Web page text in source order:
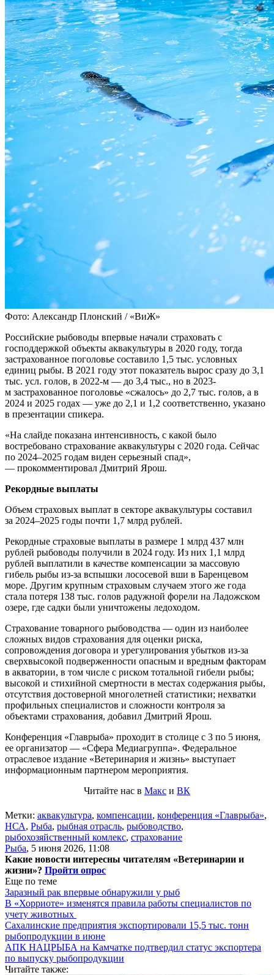
Фото: Александр Плонский / «ВиЖ»
Российские рыбоводы впервые начали страховать с
господдержкой объекты аквакультуры в 2020 году, тогда
застрахованное поголовье составило 1,5 тыс. условных
единиц рыбы. В 2021 году этот показатель вырос сразу до 3,1
тыс. усл. голов, в 2022-м — до 3,4 тыс., но в 2023-
м застрахованное поголовье «сжалось» до 2,7 тыс. голов, а в
2024 и 2025 годах — уже до 2,1 и 1,2 соответственно, указано
в презентации спикера.
«На слайде показана интенсивность, с какой было
востребовано страхование аквакультуры с 2020 года. Сейчас
по 2024–2025 годам виден серьезный спад»,
— прокомментировал Дмитрий Ярош.
Рекордные выплаты
Объем страховых выплат в секторе аквакультуры составил
за 2024–2025 годы почти 1,7 млрд рублей.
Рекордные страховые выплаты в размере 1 млрд 437 млн
рублей рыбоводы получили в 2024 году. Из них 1,1 млрд
рублей выплатили в качестве компенсации за массовую
гибель рыбы из-за вспышки лососевой вши в Баренцевом
море. Другим крупным страховым случаем этого же года
стала потеря 138 тыс. голов радужной форели на Ладожском
озере, где садки были уничтожены ледоходом.
Страхование товарного рыбоводства — один из наиболее
сложных видов страхования для оценки риска,
сопровождения договора и урегулирования убытков из-за
сверхвысокой подверженности опасным и вредным факторам
в акватории, в том числе с риском тотальной гибели рыбы;
высокой и стихийной смертности в местах содержания рыбы,
отсутствия достоверной многолетней статистики; нехватки
профильных специалистов и сложности контроля за
объектами страхования, добавил Дмитрий Ярош.
Конференция «Главрыба» проходит в столице с 3 по 5 июня,
ее организатор — «Сфера Медиагруппа». Федеральное
отраслевое издание «Ветеринария и жизнь» выступает
информационным партнером мероприятия.
Читайте нас в Макс и ВК
Метки: аквакультура, компенсации, конференция «Главрыба»,
НСА, Рыба, рыбная отрасль, рыбоводство,
рыбохозяйственный комлекс, страхование
Рыба, 5 июня 2026, 11:08
Какие новости интересны читателям «Ветеринарии и
жизни»? Пройти опрос
Еще по теме
Заразный рак впервые обнаружили у рыб
В «Хорриоте» изменятся правила работы специалистов по
учету животных
Сахалинские предприятия экспортировали 15,5 тыс. тонн
рыбопродукции в июне
АПК НАЦРЫБА на Камчатке подтвердил статус экспортера
по выпуску рыбопродукции
Читайте также: